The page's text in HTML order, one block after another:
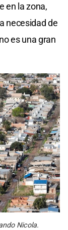
en la zona,
necesidad de
es una gran
Nicola.